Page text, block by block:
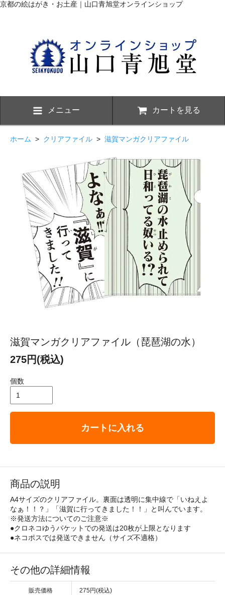
京都の絵はがき・お土産｜山口青旭堂オンラインショップ
メニュー カートを見る
ホーム > クリアファイル > 滋賀マンガクリアファイル
滋賀マンガクリアファイル（琵琶湖の水）
275円(税込)
個数
カートに入れる
商品の説明
A4サイズのクリアファイル。裏面は透明に集中線で「いねえよ
なぁ！！？」「滋賀に行ってきました！！」と叫んでいます。
※発送方法についてのご注意※
●クロネコゆうパケットでの発送は20枚が上限となります
●ネコポスでは発送できません（サイズ不適格）
その他の詳細情報
販売価格 275円(税込)